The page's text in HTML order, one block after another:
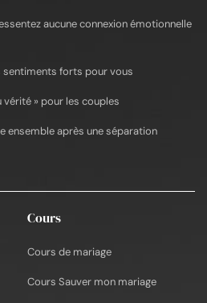
aucune connexion émotionnelle
sentiments forts pour vous
» pour les couples
ensemble après une séparation
Cours
Cours de mariage
Cours Sauver mon mariage